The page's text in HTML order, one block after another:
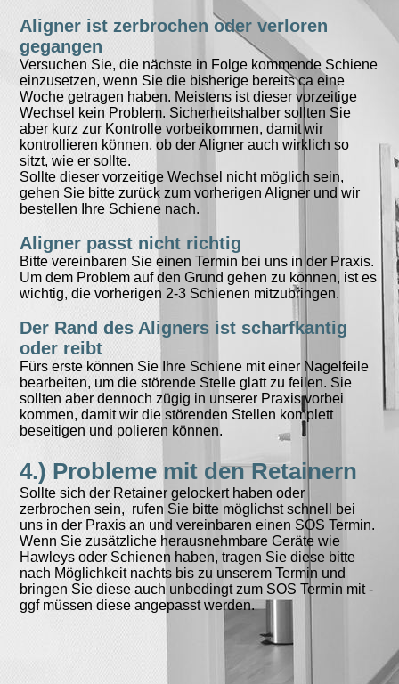
Aligner ist zerbrochen oder verloren
gegangen
Versuchen Sie, die nächste in Folge kommende Schiene
einzusetzen, wenn Sie die bisherige bereits ca eine
Woche getragen haben. Meistens ist dieser vorzeitige
Wechsel kein Problem. Sicherheitshalber sollten Sie
aber kurz zur Kontrolle vorbeikommen, damit wir
kontrollieren können, ob der Aligner auch wirklich so
sitzt, wie er sollte.
Sollte dieser vorzeitige Wechsel nicht möglich sein,
gehen Sie bitte zurück zum vorherigen Aligner und wir
bestellen Ihre Schiene nach.
Aligner passt nicht richtig
Bitte vereinbaren Sie einen Termin bei uns in der Praxis.
Um dem Problem auf den Grund gehen zu können, ist es
wichtig, die vorherigen 2-3 Schienen mitzubringen.
Der Rand des Aligners ist scharfkantig
oder reibt
Fürs erste können Sie Ihre Schiene mit einer Nagelfeile
bearbeiten, um die störende Stelle glatt zu feilen. Sie
sollten aber dennoch zügig in unserer Praxis vorbei
kommen, damit wir die störenden Stellen komplett
beseitigen und polieren können.
4.) Probleme mit den Retainern
Sollte sich der Retainer gelockert haben oder
zerbrochen sein, rufen Sie bitte möglichst schnell bei
uns in der Praxis an und vereinbaren einen SOS Termin.
Wenn Sie zusätzliche herausnehmbare Geräte wie
Hawleys oder Schienen haben, tragen Sie diese bitte
nach Möglichkeit nachts bis zu unserem Termin und
bringen Sie diese auch unbedingt zum SOS Termin mit -
ggf müssen diese angepasst werden.